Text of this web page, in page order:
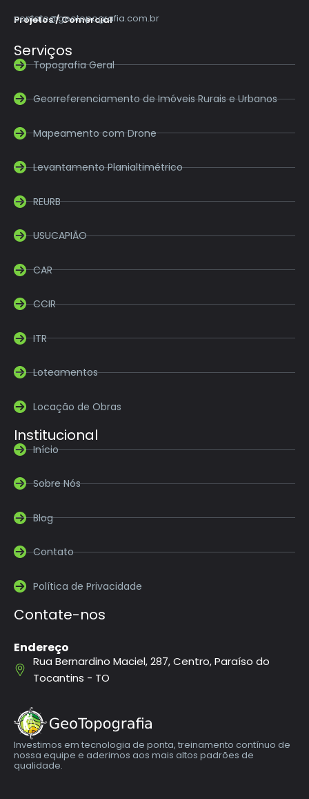
Projetos / Comercial
contato@geotopografia.com.br
Serviços
Topografia Geral
Georreferenciamento de Imóveis Rurais e Urbanos
Mapeamento com Drone
Levantamento Planialtimétrico
REURB
USUCAPIÃO
CAR
CCIR
ITR
Loteamentos
Locação de Obras
Institucional
Início
Sobre Nós
Blog
Contato
Política de Privacidade
Contate-nos
Endereço
Rua Bernardino Maciel, 287, Centro, Paraíso do
Tocantins - TO
Investimos em tecnologia de ponta, treinamento contínuo de
nossa equipe e aderimos aos mais altos padrões de
qualidade.